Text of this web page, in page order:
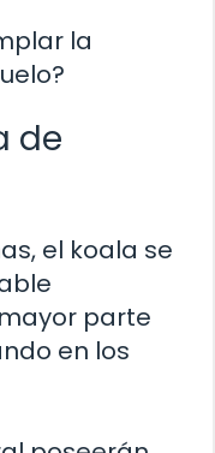
la
de
el koala se
parte
en los